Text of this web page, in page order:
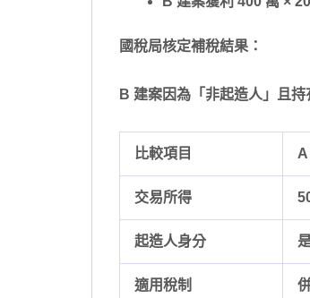
國稅局核定補稅結果：
B 建案因為「非起造人」且
比較項目
交易所得
起造人身分
適用稅制